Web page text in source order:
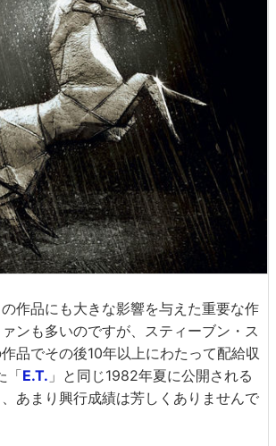
作品にも大きな影響を与えた重要な作
ンも多いのですが、スティーブン・ス
品でその後10年以上にわたって配給収
「E.T. 」と同じ1982年夏に公開される
あまり興行成績は芳しくありませんで